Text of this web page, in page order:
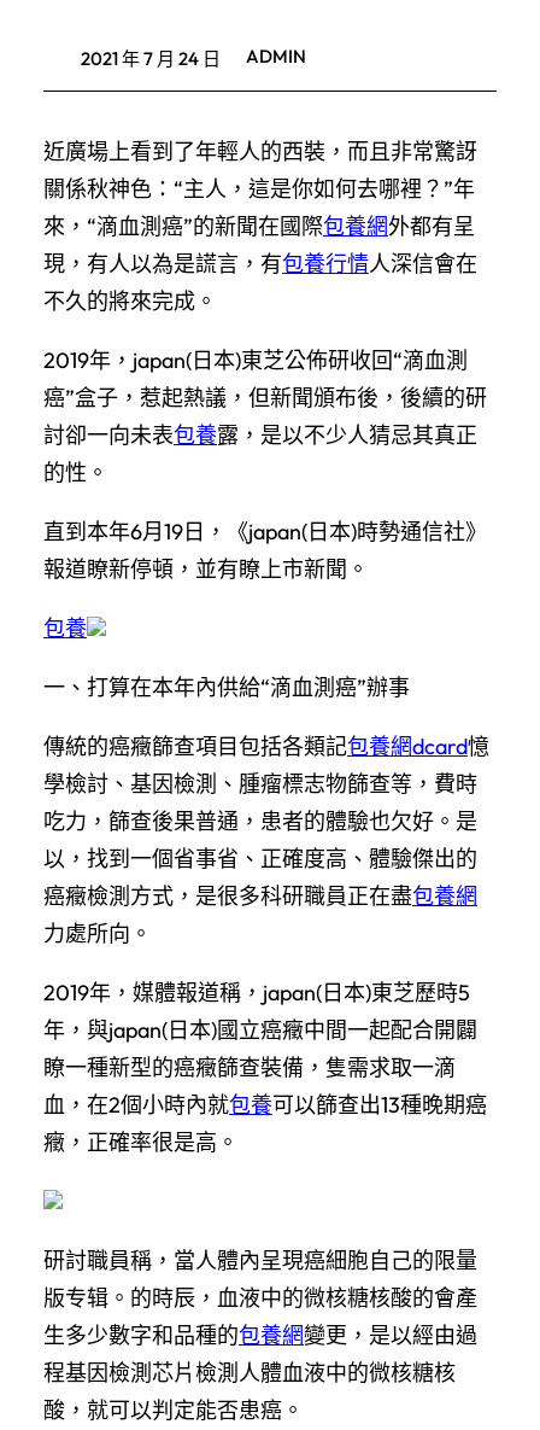
2021 年 7 月 24 日 ADMIN
近廣場上看到了年輕人的西裝，而且非常驚訝
關係秋神色：“主人，這是你如何去哪裡？”年
來，“滴血測癌”的新聞在國際包養網外都有呈
現，有人以為是謊言，有包養行情人深信會在
不久的將來完成。
2019年，japan(日本)東芝公佈研收回“滴血測
癌”盒子，惹起熱議，但新聞頒布後，後續的研
討卻一向未表包養露，是以不少人猜忌其真正
的性。
直到本年6月19日，《japan(日本)時勢通信社》
報道瞭新停頓，並有瞭上市新聞。
包養
一、打算在本年內供給“滴血測癌”辦事
傳統的癌癥篩查項目包括各類記包養網dcard憶
學檢討、基因檢測、腫瘤標志物篩查等，費時
吃力，篩查後果普通，患者的體驗也欠好。是
以，找到一個省事省、正確度高、體驗傑出的
癌癥檢測方式，是很多科研職員正在盡包養網
力處所向。
2019年，媒體報道稱，japan(日本)東芝歷時5
年，與japan(日本)國立癌癥中間一起配合開闢
瞭一種新型的癌癥篩查裝備，隻需求取一滴
血，在2個小時內就包養可以篩查出13種晚期癌
癥，正確率很是高。
研討職員稱，當人體內呈現癌細胞自己的限量
版专辑。的時辰，血液中的微核糖核酸的會產
生多少數字和品種的包養網變更，是以經由過
程基因檢測芯片檢測人體血液中的微核糖核
酸，就可以判定能否患癌。